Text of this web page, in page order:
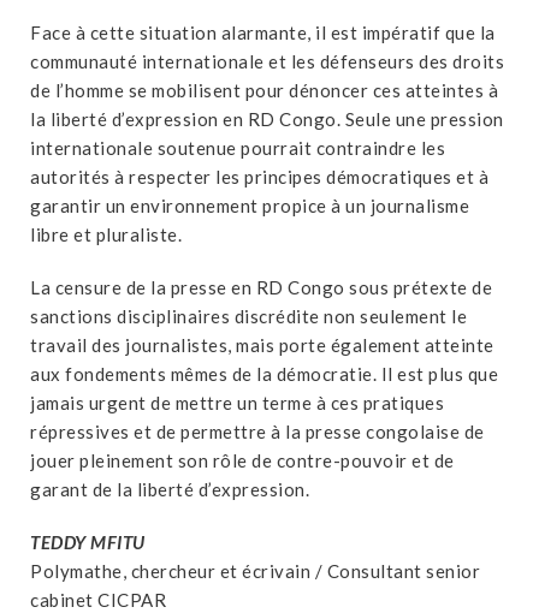
Face à cette situation alarmante, il est impératif que la
communauté internationale et les défenseurs des droits
de l’homme se mobilisent pour dénoncer ces atteintes à
la liberté d’expression en RD Congo. Seule une pression
internationale soutenue pourrait contraindre les
autorités à respecter les principes démocratiques et à
garantir un environnement propice à un journalisme
libre et pluraliste.
La censure de la presse en RD Congo sous prétexte de
sanctions disciplinaires discrédite non seulement le
travail des journalistes, mais porte également atteinte
aux fondements mêmes de la démocratie. Il est plus que
jamais urgent de mettre un terme à ces pratiques
répressives et de permettre à la presse congolaise de
jouer pleinement son rôle de contre-pouvoir et de
garant de la liberté d’expression.
TEDDY MFITU
Polymathe, chercheur et écrivain / Consultant senior
cabinet CICPAR